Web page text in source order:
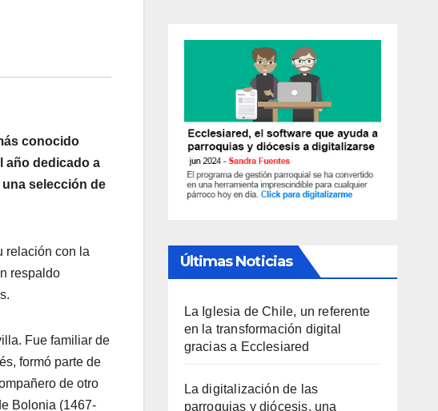
conocido
año dedicado a
selección de
relación con la
respaldo
Fue familiar de
formó parte de
de otro
Bolonia (1467-
Últimas Noticias
La Iglesia de Chile, un referente
en la transformación digital
gracias a Ecclesiared
La digitalización de las
parroquias y diócesis, una